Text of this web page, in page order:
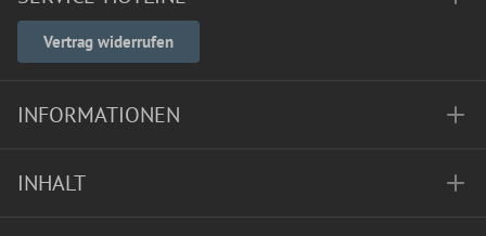
Vertrag widerrufen
INFORMATIONEN
INHALT